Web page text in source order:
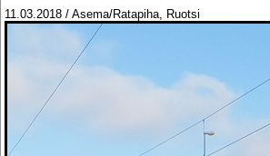
11.03.2018 / Asema/Ratapiha, Ruotsi